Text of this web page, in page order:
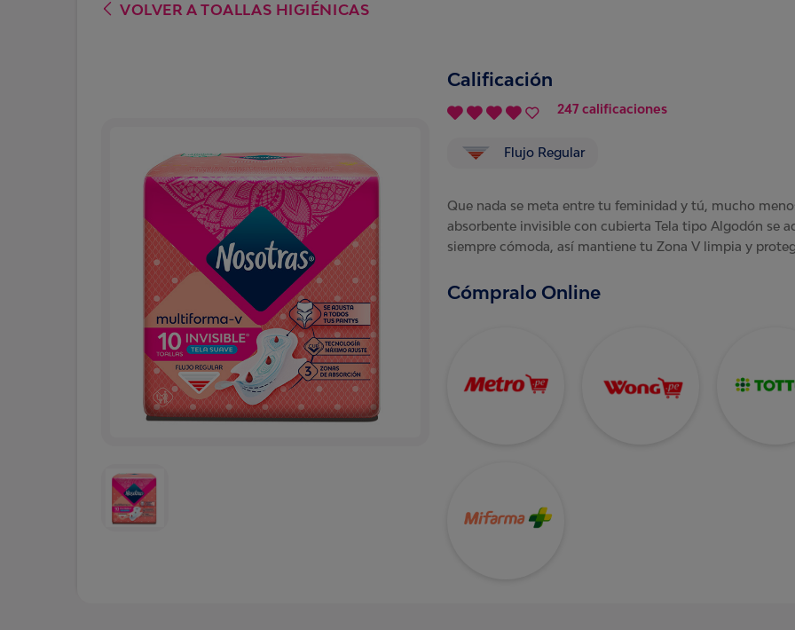
VOLVER ATOALLAS HIGIÉNICAS
Calificación
247 calificaciones
Flujo Regular
Que nada se meta entre tu feminidad y tú, mucho
absorbente invisible con cubierta Tela tipo Algodón se
siempre cómoda, así mantiene tu Zona V limpia y
Cómpralo Online